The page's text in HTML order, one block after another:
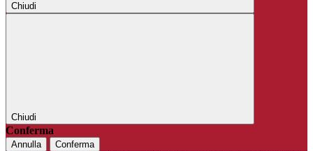
Chiudi
Chiudi
Conferma
Annulla Conferma